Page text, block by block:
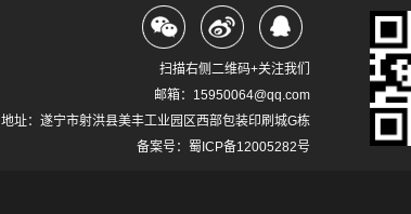
扫描右侧二维码+关注我们
邮箱：15950064@qq.com
地址：遂宁市射洪县美丰工业园区西部包装印刷城G栋
备案号： 蜀ICP备12005282号